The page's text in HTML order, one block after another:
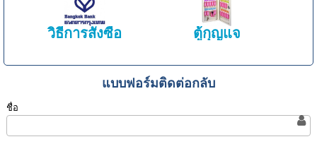
วิธีการสั่งซื้อ ตู้กุญแจ
แบบฟอร์มติดต่อกลับ
ชื่อ